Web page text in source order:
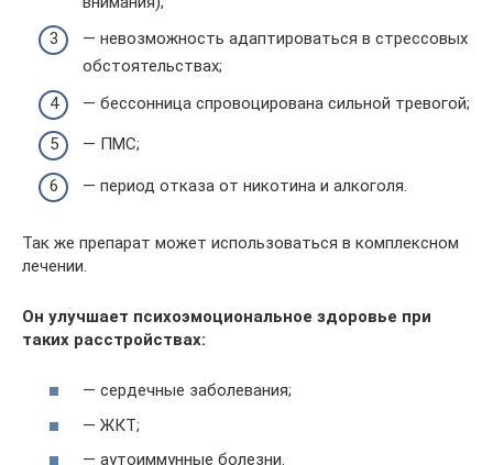
— невозможность адаптироваться в стрессовых
обстоятельствах;
— бессонница спровоцирована сильной тревогой;
— ПМС;
— период отказа от никотина и алкоголя.
Так же препарат может использоваться в комплексном
лечении.
Он улучшает психоэмоциональное здоровье при
таких расстройствах:
— сердечные заболевания;
— ЖКТ;
— аутоиммунные болезни.